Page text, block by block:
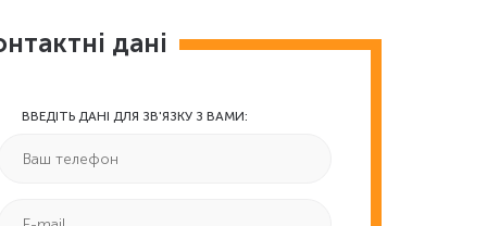
дані
ВВЕДІТЬ ДАНІ ДЛЯ ЗВ'ЯЗКУ З ВАМИ: